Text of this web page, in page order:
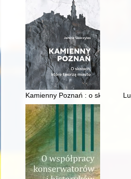
Kamienny Poznań : o skałach,